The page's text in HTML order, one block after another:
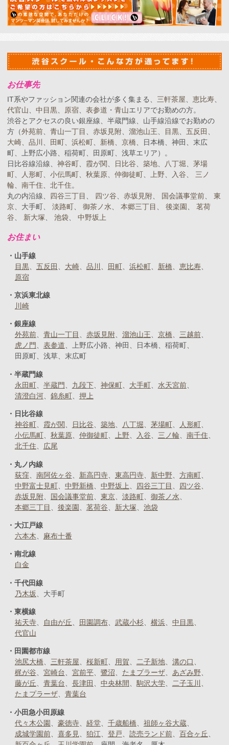
お仕事先
IT系やファッション関連の会社が多く集まる、三軒茶屋、恵比寿、
代官山、中目黒、 原宿、表参道 ・青山エリアでお勤めの方。
渋谷とアクセスの良い銀座線、半蔵門線、山手線沿線でお勤めの
方（外苑前、青山一丁目 、赤坂見附、溜池山王、 目黒、 五反田 、
大崎、品川 、 田町、浜松町、 新橋、京橋、日本橋、神田、末広
町、上野広小路、稲荷町、田原町、浅草エリア）。
日比谷線沿線、神谷町、 霞が関、 日比谷、築地、 八丁堀、茅場
町、 人形町、小伝馬町、秋葉原、仲御徒町、上野、 入谷、三ノ
輪、南千住、北千住。
丸の内沿線、 四谷三丁目 、 四ツ谷、赤坂見附、 国会議事堂前、東
京、大手町、淡路町、御茶ノ水、本郷三丁目 、後楽園、茗荷
谷、 新大塚、池袋、中野坂上
お住まい
山手線
目黒
五反田 大崎 品川 田町 浜松町 新橋
恵比寿
原宿
京浜東北線
川崎
銀座線
外苑前
青山一丁目 赤坂見附 溜池山王 京橋
三越前
虎ノ門
表参道 上野広小路 神田 日本橋
稲荷町
田原町
浅草 末広町
半蔵門線
永田町
半蔵門 九段下 神保町 大手町
水天宮前
清澄白河
錦糸町 押上
日比谷線
神谷町
霞が関 日比谷 築地 八丁堀 茅場町
人形町
小伝馬町
秋葉原 仲御徒町 上野 入谷 三ノ輪
南千住
北千住
広尾
丸ノ内線
荻窪
南阿佐ヶ谷 新高円寺 東高円寺 新中野
方南町
中野富士見町
中野新橋 中野坂上 四谷三丁目
四ツ谷
赤坂見附
国会議事堂前 東京 淡路町
御茶ノ水
本郷三丁目
後楽園 茗荷谷 新大塚 池袋
大江戸線
六本木
麻布十番
南北線
白金
千代田線
乃木坂
大手町
東横線
祐天寺
自由が丘 田園調布 武蔵小杉 横浜
中目黒
代官山
田園都市線
池尻大橋
三軒茶屋 桜新町 用賀 二子新地
溝の口
梶が谷
宮崎台 宮前平 鷺沼 たまプラーザ
あざみ野
藤が丘
青葉台 長津田 中央林間 駒沢大学
二子玉川
たまプラーザ
青葉台
小田急小田原線
代々木公園
豪徳寺 経堂 千歳船橋
祖師ヶ谷大蔵
成城学園前
喜多見 狛江 登戸 読売ランド前
百合ヶ丘